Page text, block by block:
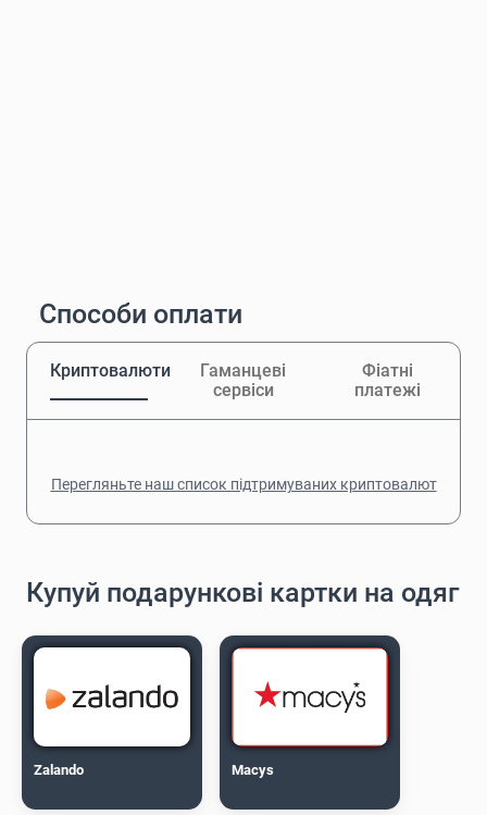
Способи оплати
Криптовалюти
Гаманцеві
сервіси
Фіатні
платежі
Перегляньте наш список підтримуваних криптовалют
Купуй подарункові картки на одяг
Zalando Macys